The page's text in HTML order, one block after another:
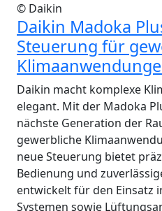
© Daikin
Daikin Madoka
Steuerung für
Daikin macht komplexe
elegant. Mit der Madoka
nächste Generation der
gewerbliche
neue Steuerung bietet
Bedienung und
entwickelt für den Einsatz
Systemen sowie